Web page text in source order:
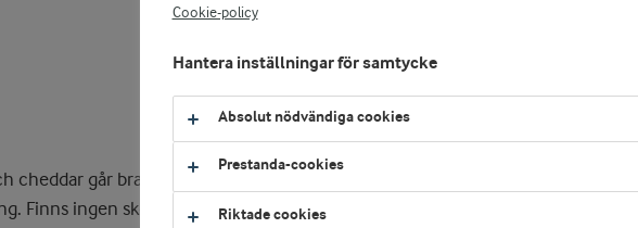
cheddar går bra att
Finns ingen skogssvamp
Cookie-policy
Hantera inställningar för samtycke
Absolut nödvändiga cookies
Prestanda-cookies
Riktade cookies